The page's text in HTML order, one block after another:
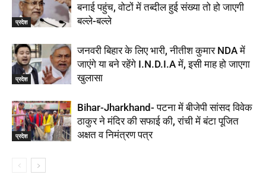
प्रदेश
बनाई पहुंच, वोटों में तब्दील हुई संख्या तो हो जाएगी
बल्ले-बल्ले
प्रदेश
जनवरी बिहार के लिए भारी, नीतीश कुमार NDA में
जाएंगे या बने रहेंगे I.N.D.I.A में, इसी माह हो जाएगा
खुलासा
प्रदेश
Bihar-Jharkhand- पटना में बीजेपी सांसद विवेक
ठाकुर ने मंदिर की सफाई की, रांची में बंटा पूजित
अक्षत व निमंत्रण पत्र